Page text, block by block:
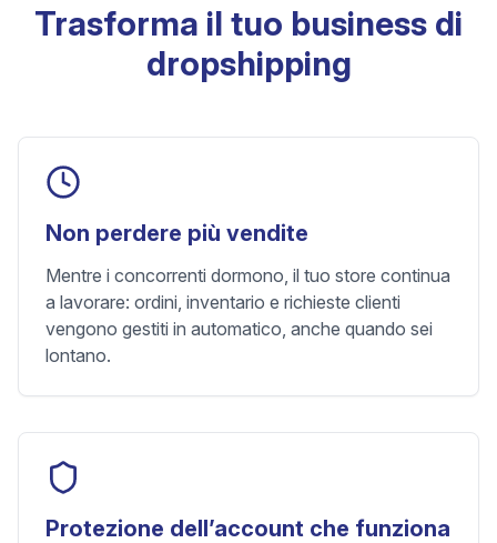
Trasforma il tuo business di
dropshipping
Non perdere più vendite
Mentre i concorrenti dormono, il tuo store continua
a lavorare: ordini, inventario e richieste clienti
vengono gestiti in automatico, anche quando sei
lontano.
Protezione dell’account che funziona